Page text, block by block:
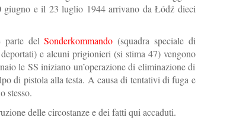
giugno e il 23 luglio 1944 arrivano da Łódź dieci
parte delSonderkommando (squadra speciale di
e alcuni prigionieri (si stima 47) vengono
le SS iniziano un’operazione di eliminazione di
di pistola alla testa. A causa di tentativi di fuga e
stesso.
delle circostanze e dei fatti qui accaduti.